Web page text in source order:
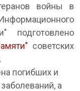
войны в
подготовлено
советских
погибших и
а